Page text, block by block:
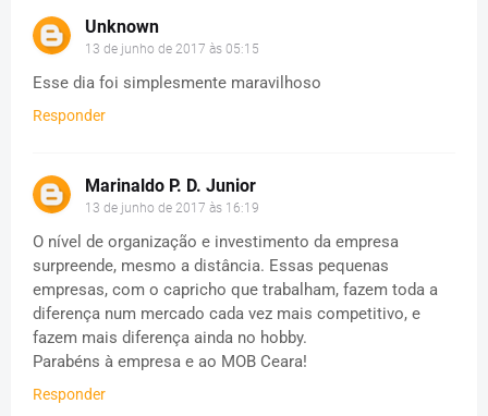
Unknown
13 de junho de 2017 às 05:15
Esse dia foi simplesmente maravilhoso
Responder
Marinaldo P. D. Junior
13 de junho de 2017 às 16:19
O nível de organização e investimento da empresa
surpreende, mesmo a distância. Essas pequenas
empresas, com o capricho que trabalham, fazem toda a
diferença num mercado cada vez mais competitivo, e
fazem mais diferença ainda no hobby.
Parabéns à empresa e ao MOB Ceara!
Responder